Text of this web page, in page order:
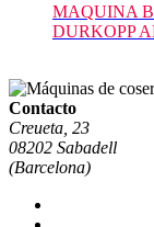
MAQUINA
DURKOPP
Contacto
Creueta, 23
08202 Sabadell
(Barcelona)